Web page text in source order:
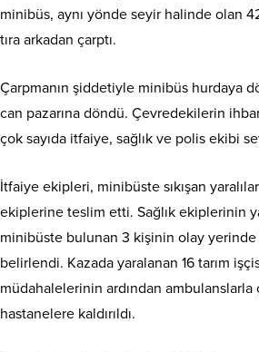
minibüs, aynı yönde seyir halinde olan
tıra arkadan çarptı.
Çarpmanın şiddetiyle minibüs hurdaya
can pazarına döndü. Çevredekilerin
çok sayıda itfaiye, sağlık ve polis ekibi
İtfaiye ekipleri, minibüste sıkışan
ekiplerine teslim etti. Sağlık ekiplerinin
minibüste bulunan 3 kişinin olay yerinde
belirlendi. Kazada yaralanan 16 tarım
müdahalelerinin ardından
hastanelere kaldırıldı.